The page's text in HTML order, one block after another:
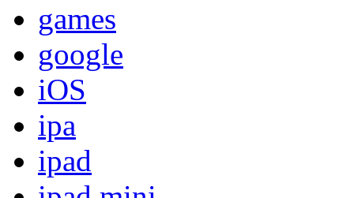
games
google
iOS
ipa
ipad